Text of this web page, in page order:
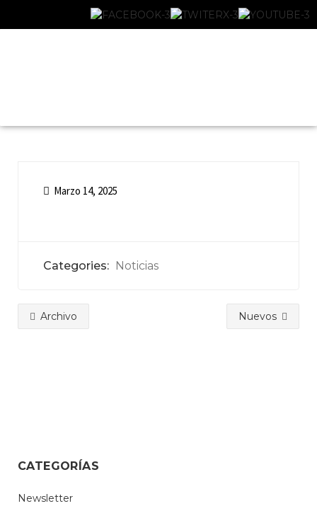
Marzo 14, 2025
Categories: Noticias
Archivo Nuevos
CATEGORÍAS
Newsletter